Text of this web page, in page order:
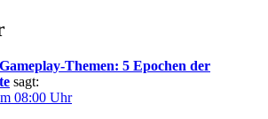
Themen: 5 Epochen der
sagt:
08:00 Uhr